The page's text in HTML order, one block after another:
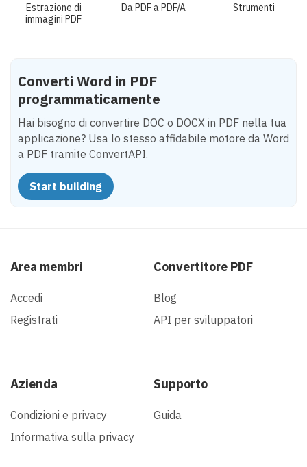
Estrazione di
immagini PDF
Da PDF a PDF/A Strumenti
Converti Word in PDF
programmaticamente
Hai bisogno di convertire DOC o DOCX in PDF nella tua
applicazione? Usa lo stesso affidabile motore da Word
a PDF tramite ConvertAPI.
Start building
Area membri
Accedi
Registrati
Convertitore PDF
Blog
API per sviluppatori
Azienda
Condizioni e privacy
Informativa sulla privacy
Supporto
Guida